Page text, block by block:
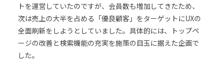
トを運営していたのですが、会員数も増加してきたため、
次は売上の大半を占める「優良顧客」をターゲットにUXの
全面刷新をしようとしていました。具体的には、トップペ
ージの改善と検索機能の充実を施策の目玉に据えた企画で
した。